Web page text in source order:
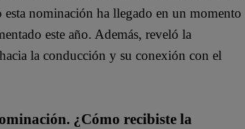
nominación ha llegado en un momento
este año. Además, reveló la
la conducción y su conexión con el
¿Cómo recibiste la